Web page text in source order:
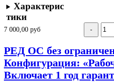
Характерис
тики
7 000,00 руб
РЕД ОС без
Конфигурация:
Включает 1 год